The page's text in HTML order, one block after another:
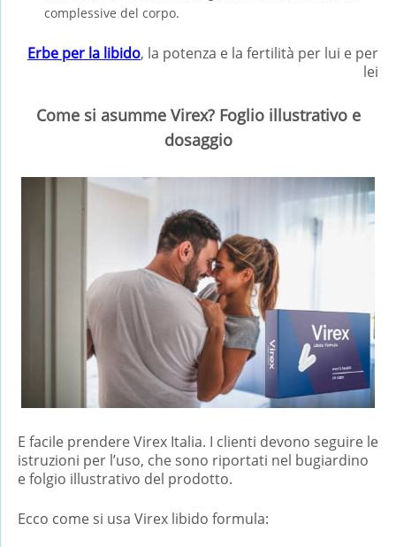
complessive del corpo.
Erbe per la libido, la potenza e la fertilità per lui e per
lei
Come si asumme Virex? Foglio illustrativo e
dosaggio
E facile prendere Virex Italia. I clienti devono seguire le
istruzioni per l’uso, che sono riportati nel bugiardino
e folgio illustrativo del prodotto.
Ecco come si usa Virex libido formula: